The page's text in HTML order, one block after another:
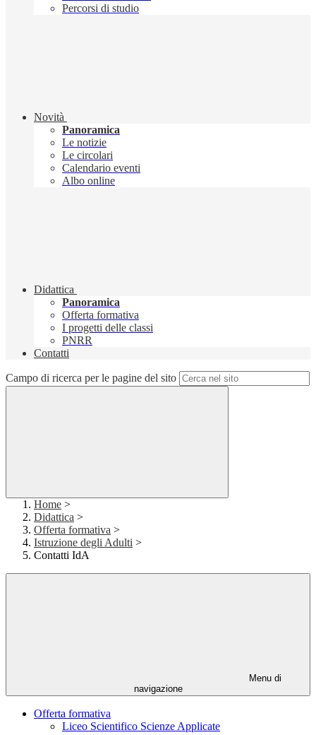
Percorsi di studio
Novità
Panoramica
Le notizie
Le circolari
Calendario eventi
Albo online
Didattica
Panoramica
Offerta formativa
I progetti delle classi
PNRR
Contatti
Campo di ricerca per le pagine del sito
Home >
Didattica >
Offerta formativa >
Istruzione degli Adulti >
Contatti IdA
Menu di
navigazione
Offerta formativa
Liceo Scientifico Scienze Applicate